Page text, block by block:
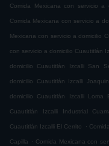
Comida Mexicana con servicio
Comida Mexicana con servicio a
Mexicana con servicio a domicilio
con servicio a domicilio Cuautitlán
domicilio Cuautitlán Izcalli San
domicilio Cuautitlán Izcalli
domicilio Cuautitlán Izcalli Loma
Cuautitlán Izcalli Industrial
Cuautitlán Izcalli El Cerrito .
Capilla . Comida Mexicana con